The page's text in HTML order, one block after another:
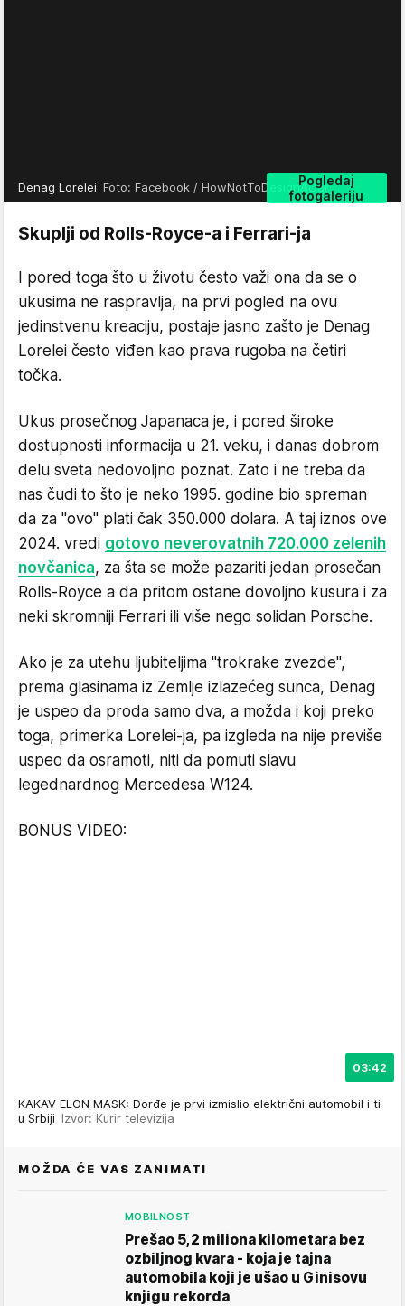
Pogledaj
fotogaleriju
Denag Lorelei Foto: Facebook / HowNotToDesignACar
Skuplji od Rolls-Royce-a i Ferrari-ja
I pored toga što u životu često važi ona da se o
ukusima ne raspravlja, na prvi pogled na ovu
jedinstvenu kreaciju, postaje jasno zašto je Denag
Lorelei često viđen kao prava rugoba na četiri
točka.
Ukus prosečnog Japanaca je, i pored široke
dostupnosti informacija u 21. veku, i danas dobrom
delu sveta nedovoljno poznat. Zato i ne treba da
nas čudi to što je neko 1995. godine bio spreman
da za "ovo" plati čak 350.000 dolara. A taj iznos ove
2024. vredi gotovo neverovatnih 720.000 zelenih
novčanica, za šta se može pazariti jedan prosečan
Rolls-Royce a da pritom ostane dovoljno kusura i za
neki skromniji Ferrari ili više nego solidan Porsche.
Ako je za utehu ljubiteljima "trokrake zvezde",
prema glasinama iz Zemlje izlazećeg sunca, Denag
je uspeo da proda samo dva, a možda i koji preko
toga, primerka Lorelei-ja, pa izgleda na nije previše
uspeo da osramoti, niti da pomuti slavu
legednardnog Mercedesa W124.
BONUS VIDEO:
03:42
KAKAV ELON MASK: Đorđe je prvi izmislio električni automobil i ti
u Srbiji Izvor: Kurir televizija
MOŽDA ĆE VAS ZANIMATI
MOBILNOST
Prešao 5,2 miliona kilometara bez
ozbiljnog kvara - koja je tajna
automobila koji je ušao u Ginisovu
knjigu rekorda